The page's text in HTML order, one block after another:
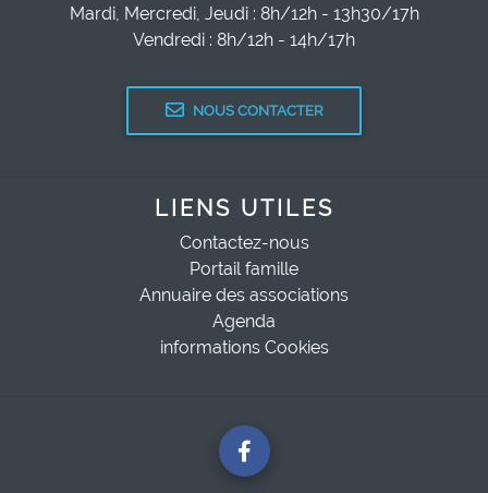
Mardi, Mercredi, Jeudi : 8h/12h - 13h30/17h
Vendredi : 8h/12h - 14h/17h
NOUS CONTACTER
LIENS UTILES
Contactez-nous
Portail famille
Annuaire des associations
Agenda
informations Cookies